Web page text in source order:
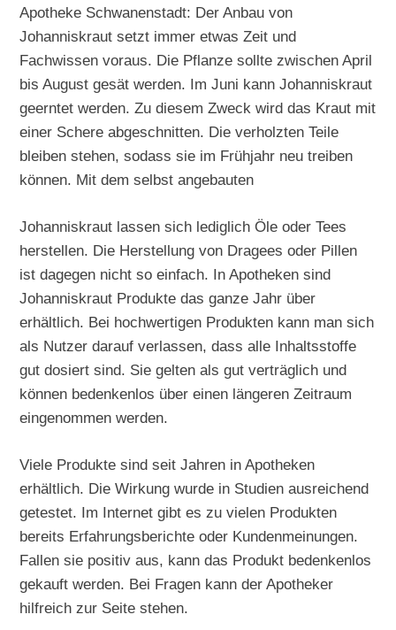
Apotheke Schwanenstadt: Der Anbau von
Johanniskraut setzt immer etwas Zeit und
Fachwissen voraus. Die Pflanze sollte zwischen April
bis August gesät werden. Im Juni kann Johanniskraut
geerntet werden. Zu diesem Zweck wird das Kraut mit
einer Schere abgeschnitten. Die verholzten Teile
bleiben stehen, sodass sie im Frühjahr neu treiben
können. Mit dem selbst angebauten
Johanniskraut lassen sich lediglich Öle oder Tees
herstellen. Die Herstellung von Dragees oder Pillen
ist dagegen nicht so einfach. In Apotheken sind
Johanniskraut Produkte das ganze Jahr über
erhältlich. Bei hochwertigen Produkten kann man sich
als Nutzer darauf verlassen, dass alle Inhaltsstoffe
gut dosiert sind. Sie gelten als gut verträglich und
können bedenkenlos über einen längeren Zeitraum
eingenommen werden.
Viele Produkte sind seit Jahren in Apotheken
erhältlich. Die Wirkung wurde in Studien ausreichend
getestet. Im Internet gibt es zu vielen Produkten
bereits Erfahrungsberichte oder Kundenmeinungen.
Fallen sie positiv aus, kann das Produkt bedenkenlos
gekauft werden. Bei Fragen kann der Apotheker
hilfreich zur Seite stehen.